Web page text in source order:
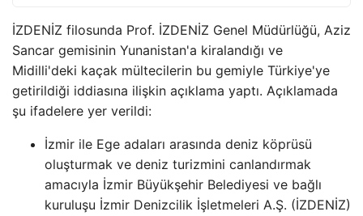
İZDENİZ filosunda Prof. İZDENİZ Genel Müdürlüğü, Aziz
Sancar gemisinin Yunanistan'a kiralandığı ve
Midilli'deki kaçak mültecilerin bu gemiyle Türkiye'ye
getirildiği iddiasına ilişkin açıklama yaptı. Açıklamada
şu ifadelere yer verildi:
İzmir ile Ege adaları arasında deniz köprüsü
oluşturmak ve deniz turizmini canlandırmak
amacıyla İzmir Büyükşehir Belediyesi ve bağlı
kuruluşu İzmir Denizcilik İşletmeleri A.Ş. (İZDENİZ)